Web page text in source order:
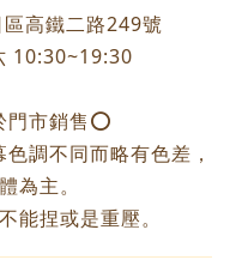
高鐵二路249號
10:30~19:30
門市銷售⭕️
調不同而略有色差，
為主。
能捏或是重壓。